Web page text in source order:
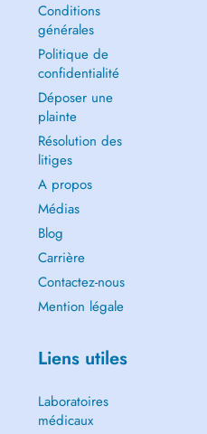
Conditions
générales
Politique de
confidentialité
Déposer une
plainte
Résolution des
litiges
A propos
Médias
Blog
Carrière
Contactez-nous
Mention légale
Liens utiles
Laboratoires
médicaux